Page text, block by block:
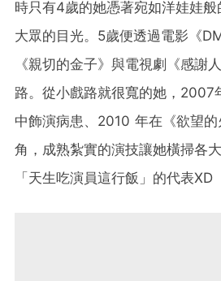
時只有4歲的她憑著宛如洋娃娃
大眾的目光。5歲便透過電影《
《親切的金子》與電視劇《感謝
路。從小戲路就很寬的她，2007
中飾演病患、2010 年在《欲望
角，成熟紮實的演技讓她橫掃各
「天生吃演員這行飯」的代表XD